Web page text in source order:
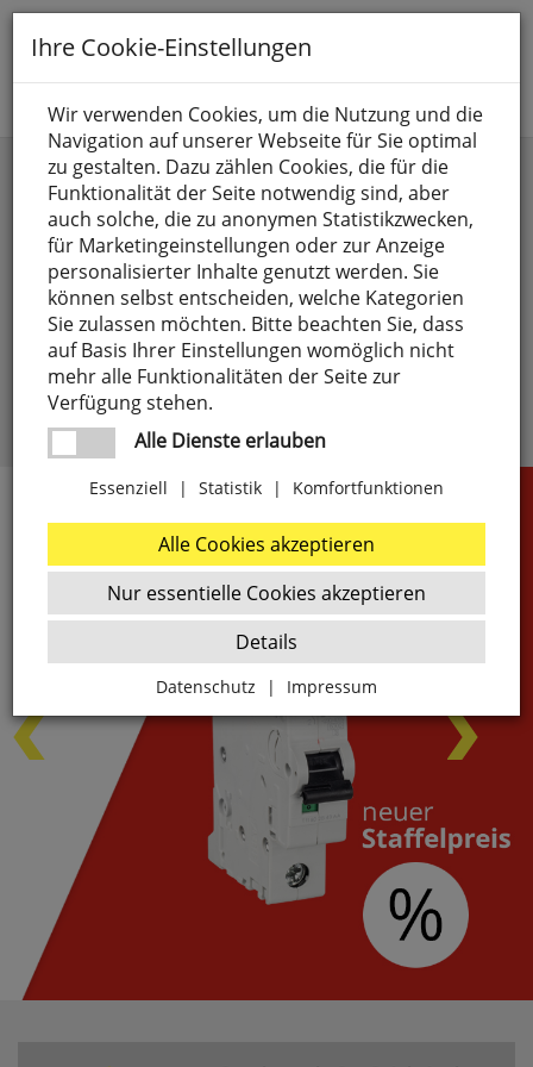
Toggle
Suche nach
Anmelden
angemeldet bleiben
Passwort vergessen?
anmelden
Noch kein Kunde?Jetzt registrieren >
Ihre Cookie-Einstellungen
Wir verwenden Cookies, um die Nutzung und die
Navigation auf unserer Webseite für Sie optimal
zu gestalten. Dazu zählen Cookies, die für die
Funktionalität der Seite notwendig sind, aber
auch solche, die zu anonymen Statistikzwecken,
für Marketingeinstellungen oder zur Anzeige
personalisierter Inhalte genutzt werden. Sie
können selbst entscheiden, welche Kategorien
Sie zulassen möchten. Bitte beachten Sie, dass
auf Basis Ihrer Einstellungen womöglich nicht
mehr alle Funktionalitäten der Seite zur
Verfügung stehen.
Alle Dienste erlauben
Essenziell | Statistik | Komfortfunktionen
Alle Cookies akzeptieren
Nur essentielle Cookies akzeptieren
Details
Datenschutz | Impressum
Zurück
Essenziell
websale_ac
ws8_pferdekaemper_01-aa_sid
Diese Cookies sind essenziell für die Funktion des